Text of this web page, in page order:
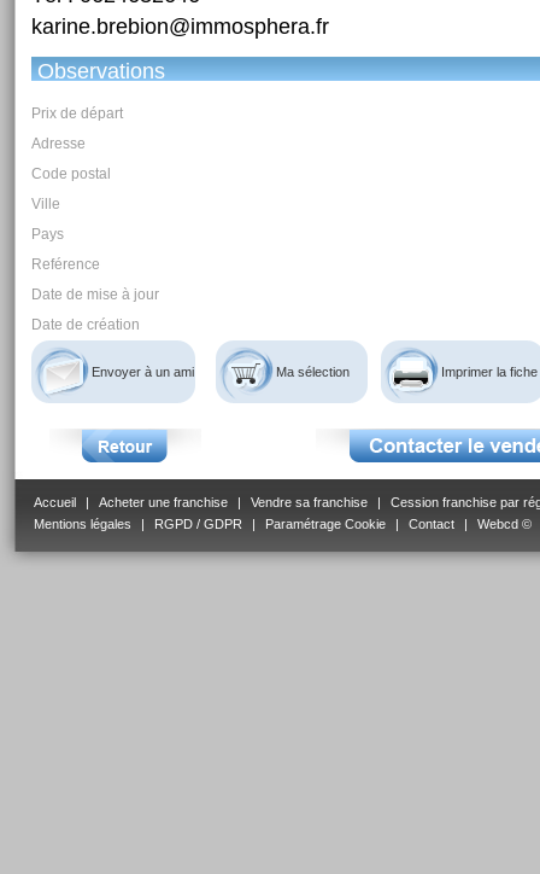
karine.brebion@immosphera.fr
Observations
Prix de départ
Adresse
Code postal
Ville
Pays
Reférence
Date de mise à jour
Date de création
Envoyer à un ami Ma sélection Imprimer la fiche
Accueil Acheter une franchise Vendre sa franchise
Cession franchise par
Mentions légales
RGPD / GDPR Paramétrage Cookie Contact Webcd ©